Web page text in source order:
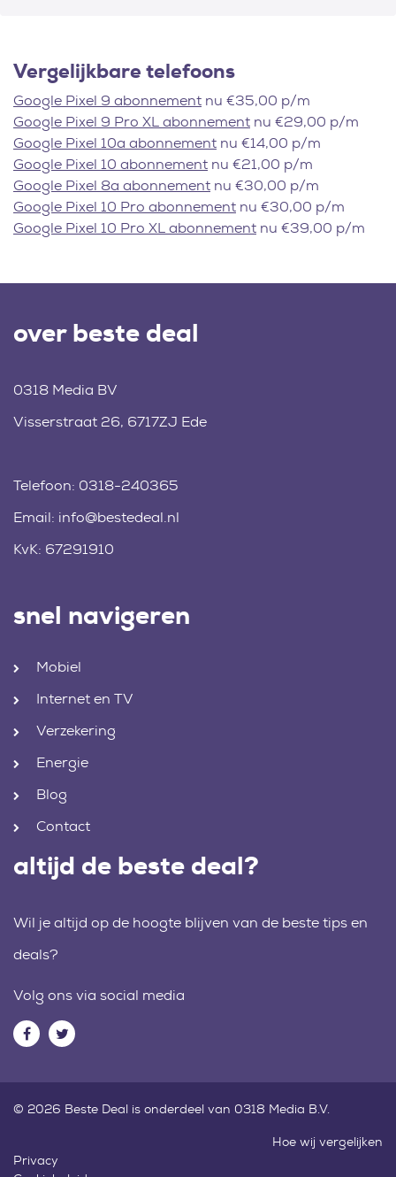
Vergelijkbare telefoons
Google Pixel 9 abonnement nu €35,00 p/m
Google Pixel 9 Pro XL abonnement nu €29,00 p/m
Google Pixel 10a abonnement nu €14,00 p/m
Google Pixel 10 abonnement nu €21,00 p/m
Google Pixel 8a abonnement nu €30,00 p/m
Google Pixel 10 Pro abonnement nu €30,00 p/m
Google Pixel 10 Pro XL abonnement nu €39,00 p/m
over beste deal
0318 Media BV
Visserstraat 26, 6717ZJ Ede
Telefoon: 0318-240365
Email: info@bestedeal.nl
KvK: 67291910
snel navigeren
Mobiel
Internet en TV
Verzekering
Energie
Blog
Contact
altijd de beste deal?
Wil je altijd op de hoogte blijven van de beste tips en
deals?
Volg ons via social media
© 2026 Beste Deal is onderdeel van 0318 Media B.V.
Hoe wij vergelijken
Privacy